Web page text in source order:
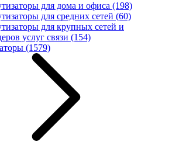
для дома и офиса (198)
для средних сетей (60)
для крупных сетей и
услуг связи (154)
(1579)